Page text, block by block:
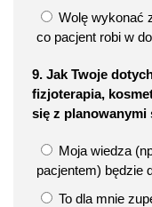
Wolę wykonać
co pacjent robi w
9. Jak Twoje
fizjoterapia,
się z
Moja wiedza
pacjentem) będzie
To dla mnie